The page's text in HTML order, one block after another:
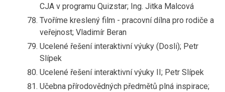
CJA v programu Quizstar; Ing. Jitka Malcová
Tvoříme kreslený film - pracovní dílna pro rodiče a
veřejnost; Vladimír Beran
Ucelené řešení interaktivní výuky (Dosli); Petr
Slípek
Ucelené řešení interaktivní výuky II; Petr Slípek
Učebna přírodovědných předmětů plná inspirace;